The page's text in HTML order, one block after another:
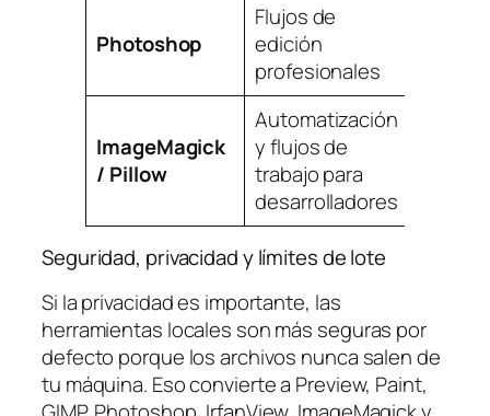
Photoshop
Flujos de
edición
profesionales
ImageMagick
/ Pillow
Automatización
y flujos de
trabajo para
desarrolladores
Seguridad, privacidad y límites de lote
Si la privacidad es importante, las
herramientas locales son más seguras por
defecto porque los archivos nunca salen de
tu máquina. Eso convierte a Preview, Paint,